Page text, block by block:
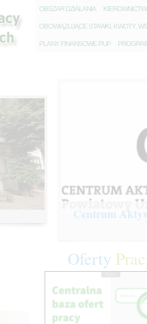
OBSZAR DZIAŁANIA K
OBOWIĄZUJĄCE STAWKI, KWOTY,
PLANY FINANSOWE PUP P
Centrum
Oferty